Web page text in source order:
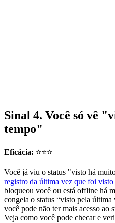
Sinal 4. Você só vê
tempo"
Eficácia: ⭐⭐⭐
Você já viu o status "visto há
registro da última vez que foi visto
bloqueou você ou está offline há
congela o status “visto pela
você pode não ter mais acesso ao
Veja como você pode checar e